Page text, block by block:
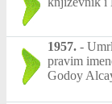
1957. -
pravim
Godoy